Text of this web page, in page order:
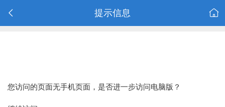
提示信息
您访问的页面无手机页面，是否进一步访问电脑版？